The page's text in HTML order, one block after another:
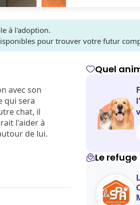
à l'adoption.
pour trouver votre futur
avec son
qui sera
chat, il
l'aider à
de lui.
Quel
Le refuge